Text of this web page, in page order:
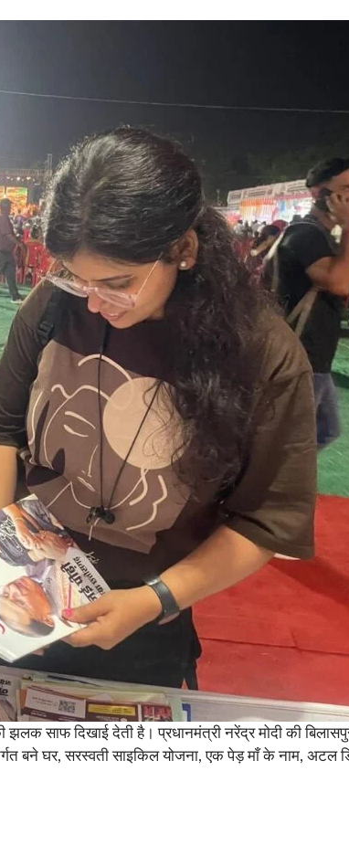
साफ दिखाई देती है। प्रधानमंत्री नरेंद्र मोदी की बिलासपुर
बने घर, सरस्वती साइकिल योजना, एक पेड़ माँ के नाम,